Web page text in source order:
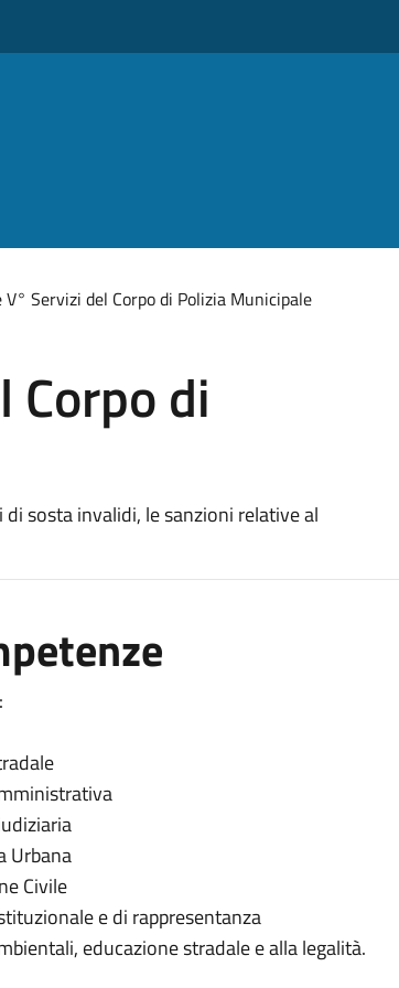
Servizi del Corpo di Polizia Municipale
Corpo di
sosta invalidi, le sanzioni relative al
Urbana
Civile
e di rappresentanza
educazione stradale e alla legalità.